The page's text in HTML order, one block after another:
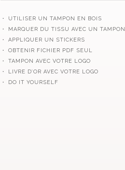
・ UTILISER UN TAMPON EN BOIS
・ MARQUER DU TISSU AVEC UN TAMPON
・ APPLIQUER UN STICKERS
・ OBTENIR FICHIER PDF SEUL
・ TAMPON AVEC VOTRE LOGO
・ LIVRE D’OR AVEC VOTRE LOGO
・ DO IT YOURSELF